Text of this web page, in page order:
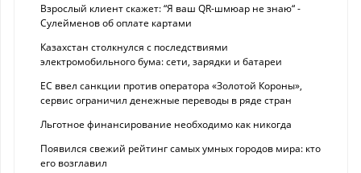
Взрослый клиент скажет: “Я ваш QR-шмюар не знаю“ -
Сулейменов об оплате картами
Казахстан столкнулся с последствиями
электромобильного бума: сети, зарядки и батареи
ЕС ввел санкции против оператора «Золотой Короны»,
сервис ограничил денежные переводы в ряде стран
Льготное финансирование необходимо как никогда
Появился свежий рейтинг самых умных городов мира: кто
его возглавил